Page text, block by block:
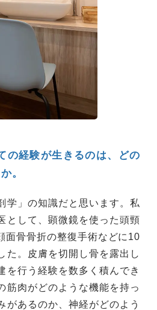
経験が生きるのは、どの
。
学」の知識だと思います。私
として、顕微鏡を使った頭頸
面骨骨折の整復手術などに10
た。皮膚を切開し骨を露出し
を行う経験を数多く積んでき
筋肉がどのような機能を持っ
があるのか、神経がどのよう